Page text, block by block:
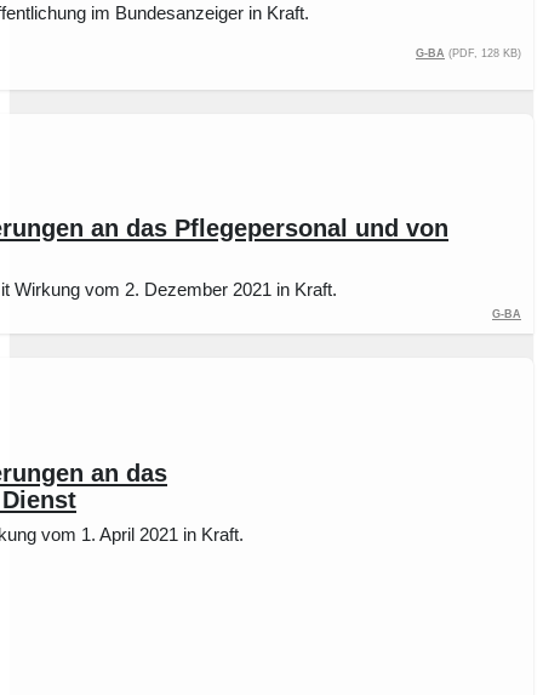
im Bundesanzeiger in Kraft.
G-BA (PDF, 128 kB)
an das Pflegepersonal und von
Wirkung vom 2. Dezember 2021 in Kraft.
G-BA
an das
vom 1. April 2021 in Kraft.